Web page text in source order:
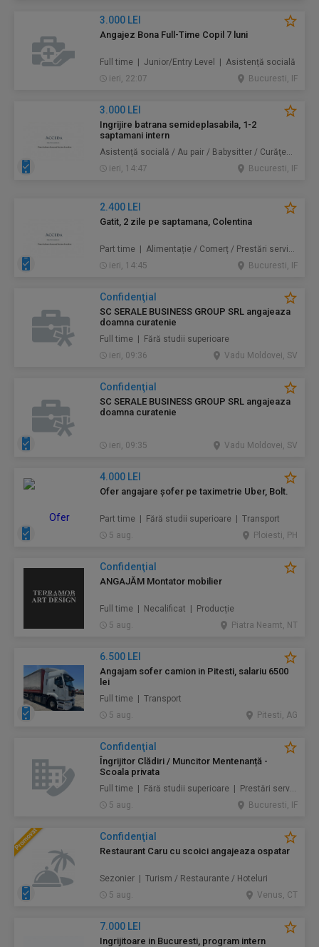
3.000 LEI
Angajez Bona Full-Time Copil 7 luni
Full time | Junior/Entry Level | Asistență socială
ieri, 22:07
Bucuresti, IF
3.000 LEI
Ingrijire batrana semideplasabila, 1-2
saptamani intern
Asistență socială / Au pair / Babysitter / Curăţenie / Prestări servicii
ieri, 14:47
Bucuresti, IF
2.400 LEI
Gatit, 2 zile pe saptamana, Colentina
Part time | Alimentație / Comerț / Prestări servicii
ieri, 14:45
Bucuresti, IF
Confidenţial
SC SERALE BUSINESS GROUP SRL angajeaza
doamna curatenie
Full time | Fără studii superioare
ieri, 09:36
Vadu Moldovei, SV
Confidenţial
SC SERALE BUSINESS GROUP SRL angajeaza
doamna curatenie
ieri, 09:35 Vadu Moldovei, SV
4.000 LEI
Ofer angajare șofer pe taximetrie Uber, Bolt.
Part time | Fără studii superioare | Transport
5 aug.
Ploiesti, PH
Confidenţial
ANGAJĂM Montator mobilier
Full time | Necalificat | Producție
5 aug.
Piatra Neamt, NT
6.500 LEI
Angajam sofer camion in Pitesti, salariu 6500
lei
Full time | Transport
5 aug.
Pitesti, AG
Confidenţial
Îngrijitor Clădiri / Muncitor Mentenanță -
Scoala privata
Full time | Fără studii superioare | Prestări servicii / Mentenanță / Instalații / Construcţii / Amenajări
5 aug.
Bucuresti, IF
Confidenţial
Restaurant Caru cu scoici angajeaza ospatar
Sezonier | Turism / Restaurante / Hoteluri
5 aug.
Venus, CT
7.000 LEI
Ingrijitoare in Bucuresti, program intern